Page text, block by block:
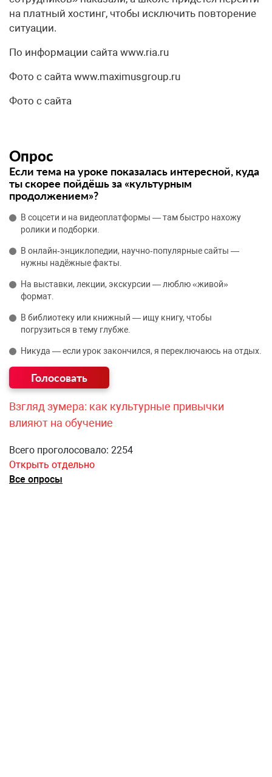
на платный хостинг, чтобы исключить повторение
ситуации.
По информации сайта www.ria.ru
Фото с сайта www.maximusgroup.ru
Фото с сайта
Опрос
Если тема на уроке показалась интересной, куда
ты скорее пойдёшь за «культурным
продолжением»?
В соцсети и на видеоплатформы — там быстро нахожу
ролики и подборки.
В онлайн‑энциклопедии, научно‑популярные сайты —
нужны надёжные факты.
На выставки, лекции, экскурсии — люблю «живой»
формат.
В библиотеку или книжный — ищу книгу, чтобы
погрузиться в тему глубже.
Никуда — если урок закончился, я переключаюсь на отдых.
Взгляд зумера: как культурные привычки
влияют на обучение
Всего проголосовало: 2254
Открыть отдельно
Все опросы